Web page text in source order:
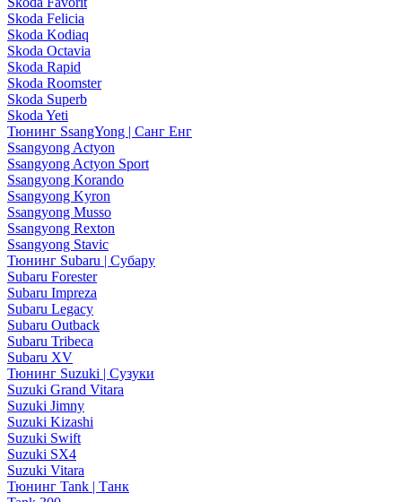
Skoda Felicia
Skoda Kodiaq
Skoda Octavia
Skoda Rapid
Skoda Roomster
Skoda Superb
Skoda Yeti
Тюнинг SsangYong | Санг Енг
Ssangyong Actyon
Ssangyong Actyon Sport
Ssangyong Korando
Ssangyong Kyron
Ssangyong Musso
Ssangyong Rexton
Ssangyong Stavic
Тюнинг Subaru | Субару
Subaru Forester
Subaru Impreza
Subaru Legacy
Subaru Outback
Subaru Tribeca
Subaru XV
Тюнинг Suzuki | Сузуки
Suzuki Grand Vitara
Suzuki Jimny
Suzuki Kizashi
Suzuki Swift
Suzuki SX4
Suzuki Vitara
Тюнинг Tank | Танк